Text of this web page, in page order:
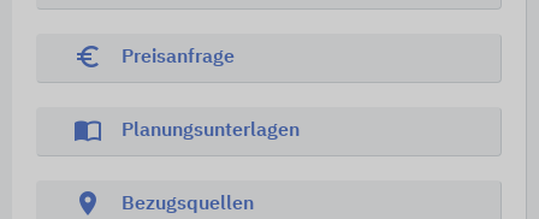
euro_symbol Preisanfrage
import_contacts Planungsunterlagen
location_on Bezugsquellen